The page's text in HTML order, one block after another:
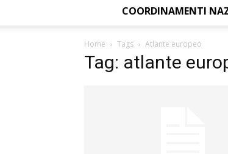
COORDINAMENTI
Home Tags Atlante europeo
Tag: atlante